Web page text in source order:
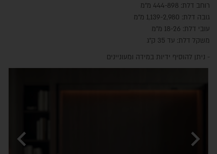
רוחב דלת: 444-898 מ"מ
גובה דלת: 1,139-2,980 מ"מ
עובי דלת: 18-26 מ"מ
משקל דלת: עד 35 ק"ג
- ניתן להוסיף ידיות במידה ומעוניינים
chevron_left chevron_right